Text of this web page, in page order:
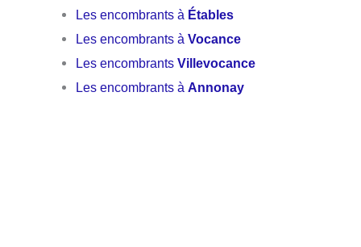
Les encombrants à Étables
Les encombrants àVocance
Les encombrantsVillevocance
Les encombrants àAnnonay